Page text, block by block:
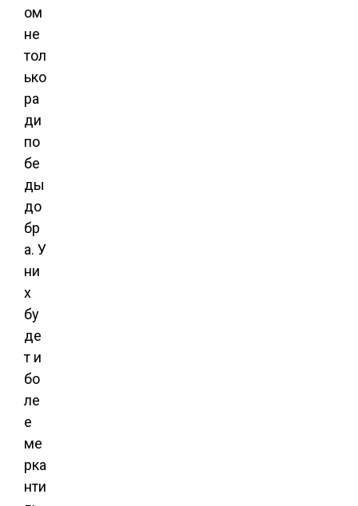
ом
не
тол
ько
ра
ди
по
бе
ды
до
бр
а. У
ни
х
бу
де
т и
бо
ле
е
ме
рка
нти